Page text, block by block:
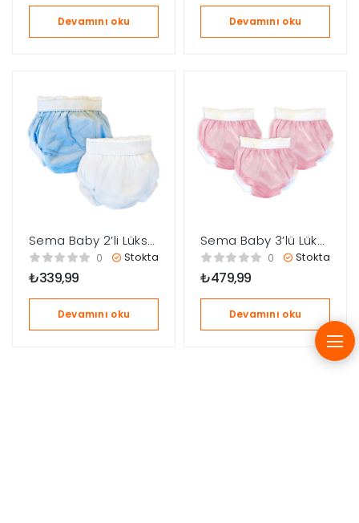
Devamını oku Devamını oku
Sema Baby 2’li Lüks
Alıştırma Külodu 10-
15 kg – Beyaz/Mavi
0 Stokta
₺339,99
Devamını oku
Sema Baby 3’lü Lüks
Alıştırma Külodu 10-
15 kg – Pembe
0 Stokta
₺479,99
Devamını oku